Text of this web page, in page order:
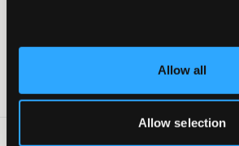
Allow all
Allow selection
Kleur: Blue Denim
Deze tekst is AI-gegenereerd.
SKU:130323-001